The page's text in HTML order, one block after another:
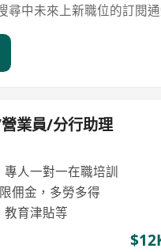
尋中未來上新職位的訂閱
業員/分行助理
專人一對一在職培訓
佣金，多勞多得
教育津貼等